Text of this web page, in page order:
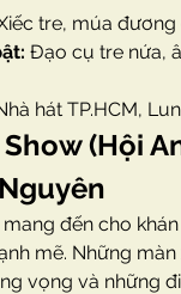
tre, múa đương
Đạo cụ tre nứa,
hát TP.HCM,
(Hội
mang đến cho
mẽ. Những
vọng và những